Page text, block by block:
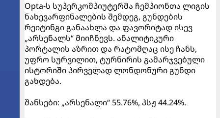
Opta-ს სუპერკომპიუტერმა ჩემპიონთა ლიგის
ნახევარფინალების შემდეგ, გუნდების
რეიტინგი განაახლა და ფავორიტად ისევ
„არსენალს“ მიიჩნევს. ანალიტიკური
პორტალის აზრით და რატომღაც ისე ჩანს,
უფრო სურვილით, ტურნირის გამარჯვებული
ისტორიში პირველად ლონდონური გუნდი
გახდება.
შანსები: „არსენალი“ 55.76%, პსჟ 44.24%.